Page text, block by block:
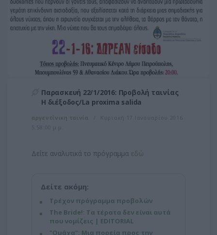
Παρασκευή 22/1/2016: Προβολή ταινίας
Η διέξοδος/La proxima salida
αργεντίνικη ταινία
Κυριακή 17 Ιανουαρίου 2016
Δείτε αναλυτικά το πρόγραμμα εδώ
Δείτε ακόμη:
Τρέχον πρόγραμμα προβολών
The Bride!: Τα τέρατα δεν είναι αυτά
που νομίζεις | EDITORIAL
"Ομάχα": Μια πορεία προς την